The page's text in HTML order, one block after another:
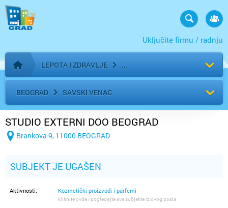
Uključite firmu / radnju
Početna stranica
LEPOTA I ZDRAVLJE
BEOGRAD SAVSKI VENAC
STUDIO EXTERNI DOO BEOGRAD
Brankova 9, 11000 BEOGRAD
SUBJEKT JE UGAŠEN
Aktivnosti: Kozmetički proizvodi i parfemi
kliknite ovde i pogledajte sve subjekte iz ovog posla